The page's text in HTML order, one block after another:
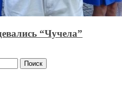
“Чучела”